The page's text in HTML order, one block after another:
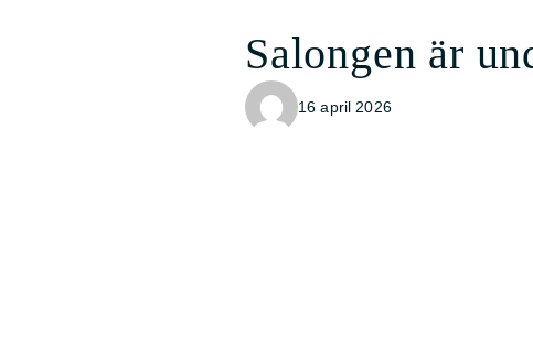
Salongen är
16 april 2026